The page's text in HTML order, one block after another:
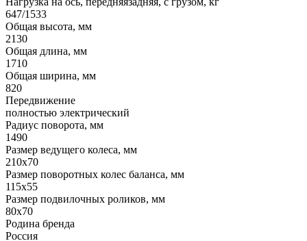
647/1533
Общая высота, мм
2130
Общая длина, мм
1710
Общая ширина, мм
820
Передвижение
полностью электрический
Радиус поворота, мм
1490
Размер ведущего колеса, мм
210х70
Размер поворотных колес баланса, мм
115х55
Размер подвилочных роликов, мм
80х70
Родина бренда
Россия